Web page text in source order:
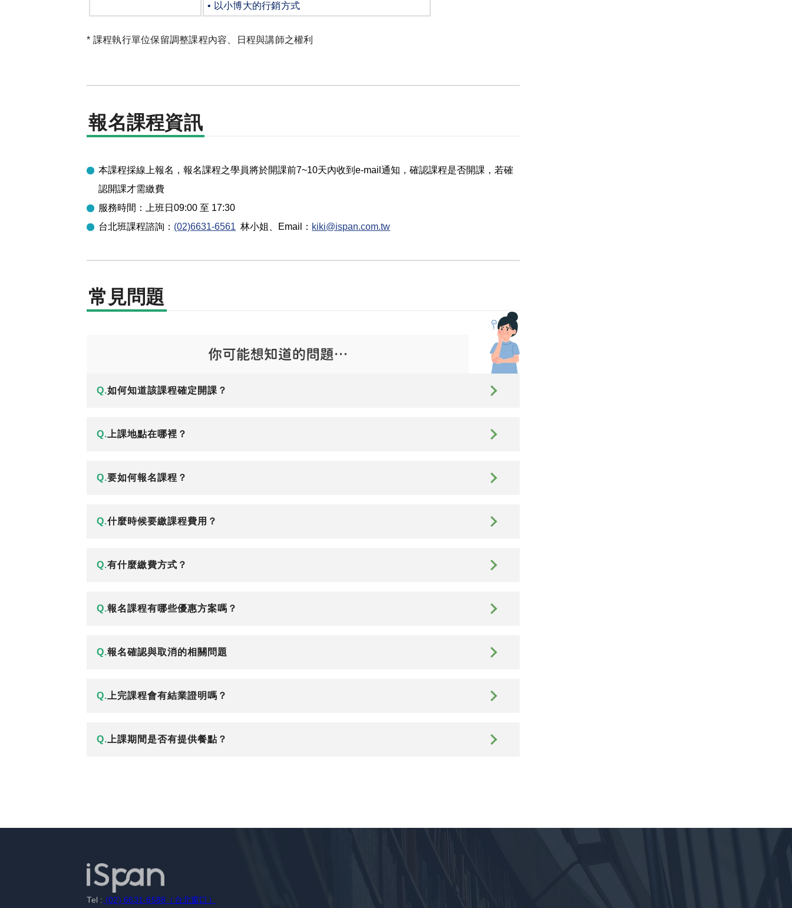
• 以小博大的行銷方式
* 課程執行單位保留調整課程內容、日程與講師之權利
報名課程資訊
本課程採線上報名，報名課程之學員將於開課前7~10天內收到e-mail通知，確認課程是否開課，若確
認開課才需繳費
服務時間：上班日09:00 至 17:30
台北班課程諮詢： (02)6631-6561 林小姐 、Email： kiki@ispan.com.tw
常見問題
Q.如何知道該課程確定開課？
Q. 上課地點在哪裡？
Q.要如何報名課程？
Q.什麼時候要繳課程費用？
Q.有什麼繳費方式？
Q.報名課程有哪些優惠方案嗎？
Q.報名確認與取消的相關問題
Q. 上完課程會有結業證明嗎？
Q. 上課期間是否有提供餐點？
Tel : (02) 6631-6588（台北窗口）